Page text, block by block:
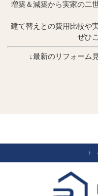
増築＆減築から実家の二
建て替えとの費用比較や
ぜひ
↓最新のリフォーム
↑